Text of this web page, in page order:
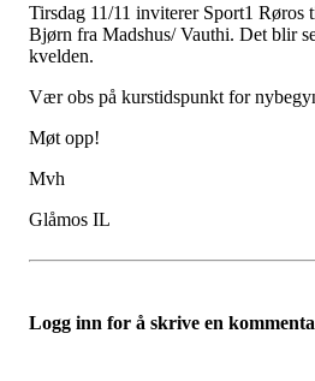
Tirsdag 11/11 inviterer Sport1 Røros
Bjørn fra Madshus/ Vauthi. Det blir
kvelden.
Vær obs på kurstidspunkt for
Møt opp!
Mvh
Glåmos IL
Logg inn for å skrive en